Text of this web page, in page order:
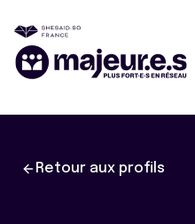
Retour aux profils